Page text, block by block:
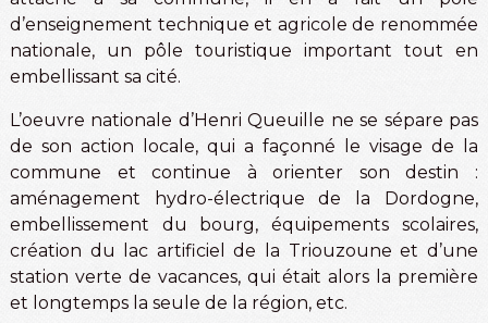
d’enseignement technique et agricole de renommée
nationale, un pôle touristique important tout en
embellissant sa cité.
L’oeuvre nationale d’Henri Queuille ne se sépare pas
de son action locale, qui a façonné le visage de la
commune et continue à orienter son destin :
aménagement hydro-électrique de la Dordogne,
embellissement du bourg, équipements scolaires,
création du lac artificiel de la Triouzoune et d’une
station verte de vacances, qui était alors la première
et longtemps la seule de la région, etc.